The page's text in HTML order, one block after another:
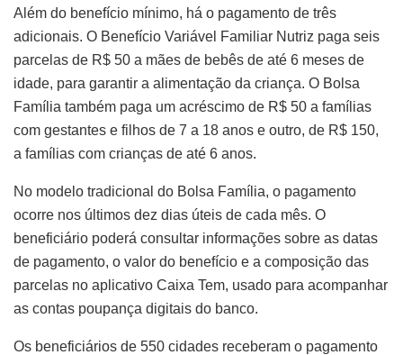
Além do benefício mínimo, há o pagamento de três
adicionais. O Benefício Variável Familiar Nutriz paga seis
parcelas de R$ 50 a mães de bebês de até 6 meses de
idade, para garantir a alimentação da criança. O Bolsa
Família também paga um acréscimo de R$ 50 a famílias
com gestantes e filhos de 7 a 18 anos e outro, de R$ 150,
a famílias com crianças de até 6 anos.
No modelo tradicional do Bolsa Família, o pagamento
ocorre nos últimos dez dias úteis de cada mês. O
beneficiário poderá consultar informações sobre as datas
de pagamento, o valor do benefício e a composição das
parcelas no aplicativo Caixa Tem, usado para acompanhar
as contas poupança digitais do banco.
Os beneficiários de 550 cidades receberam o pagamento